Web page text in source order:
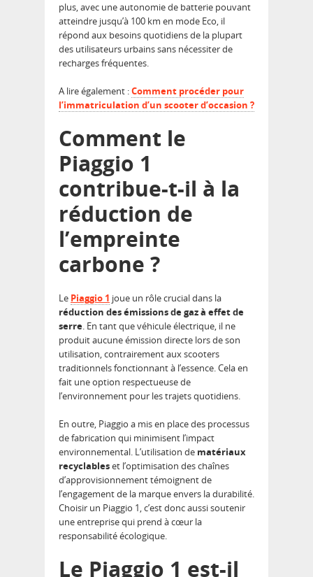
plus, avec une autonomie de batterie pouvant
atteindre jusqu’à 100 km en mode Eco, il
répond aux besoins quotidiens de la plupart
des utilisateurs urbains sans nécessiter de
recharges fréquentes.
A lire également :Comment procéder pour
l’immatriculation d’un scooter d’occasion ?
Comment le
Piaggio 1
contribue-t-il à la
réduction de
l’empreinte
carbone ?
Le Piaggio 1 joue un rôle crucial dans la
réduction des émissions de gaz à effet de
serre. En tant que véhicule électrique, il ne
produit aucune émission directe lors de son
utilisation, contrairement aux scooters
traditionnels fonctionnant à l’essence. Cela en
fait une option respectueuse de
l’environnement pour les trajets quotidiens.
En outre, Piaggio a mis en place des processus
de fabrication qui minimisent l’impact
environnemental. L’utilisation de matériaux
recyclableset l’optimisation des chaînes
d’approvisionnement témoignent de
l’engagement de la marque envers la durabilité.
Choisir un Piaggio 1, c’est donc aussi soutenir
une entreprise qui prend à cœur la
responsabilité écologique.
Le Piaggio 1 est-il